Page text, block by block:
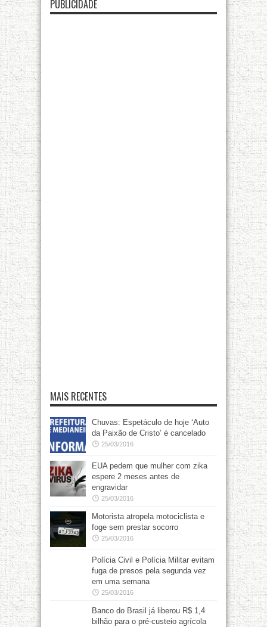
PUBLICIDADE
MAIS RECENTES
Chuvas: Espetáculo de hoje ‘Auto
da Paixão de Cristo’ é cancelado
25/03/2016
EUA pedem que mulher com zika
espere 2 meses antes de
engravidar
25/03/2016
Motorista atropela motociclista e
foge sem prestar socorro
25/03/2016
Polícia Civil e Polícia Militar evitam
fuga de presos pela segunda vez
em uma semana
25/03/2016
Banco do Brasil já liberou R$ 1,4
bilhão para o pré-custeio agrícola